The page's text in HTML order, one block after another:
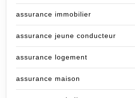
assurance immobilier
assurance jeune conducteur
assurance logement
assurance maison